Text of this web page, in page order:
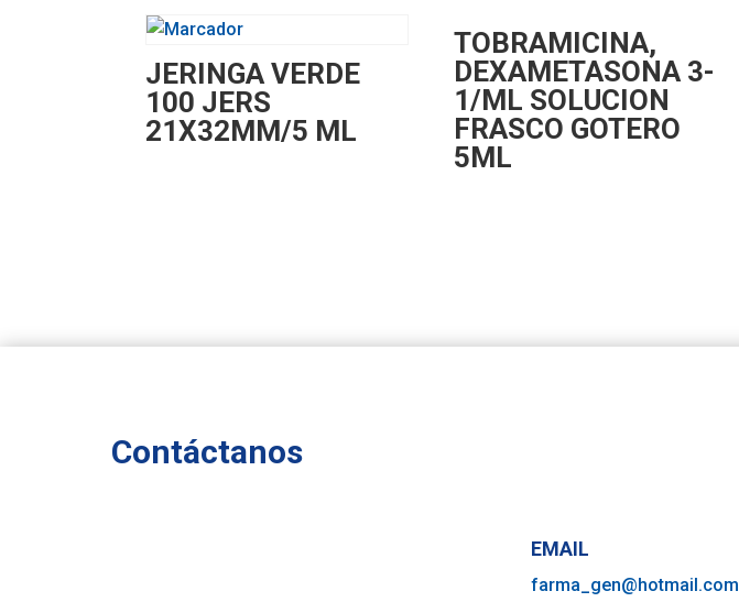
JERINGA VERDE
100 JERS
21X32MM/5 ML
TOBRAMICINA,
DEXAMETASONA 3-
1/ML SOLUCION
FRASCO GOTERO
5ML
Contáctanos
EMAIL
farma_gen@hotmail.com